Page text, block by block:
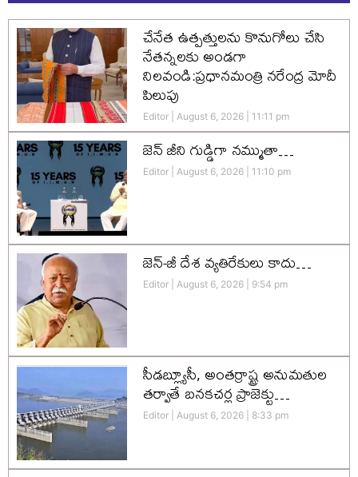
చేనేత ఉత్పత్తులను కొనుగోలు చేసి
నేతన్నలకు అండగా
నిలవండి:ప్రధానమంత్రి నరేంద్ర మోదీ
పిలుపు
Editor August 6, 2026 11:11 pm
జెన్‌ జీని గుడ్డిగా నమ్ముతా…
Editor August 6, 2026 11:10 pm
జెన్-జీ దేశ వ్యతిరేకులు కాదు…
Editor August 6, 2026 9:54 pm
సీడబ్ల్యూసీ, అంతర్రాష్ట్ర అనుమతుల
తర్వాతే బనకచర్ల ప్రాజెక్టు…
Editor August 6, 2026 8:33 pm